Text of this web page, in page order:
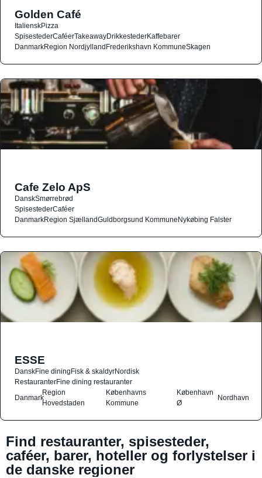
Golden Café
ItalienskPizza
SpisestederCaféerTakeawayDrikkestederKaffebarer
DanmarkRegion NordjyllandFrederikshavn KommuneSkagen
Cafe Zelo ApS
DanskSmørrebrød
SpisestederCaféer
DanmarkRegion SjællandGuldborgsund KommuneNykøbing Falster
ESSE
DanskFine diningFisk & skaldyrNordisk
RestauranterFine dining restauranter
Danmark
Region
Hovedstaden
Københavns
Kommune
København
Ø
Nordhavn
Find restauranter, spisesteder,
caféer, barer, hoteller og forlystelser i
de danske regioner